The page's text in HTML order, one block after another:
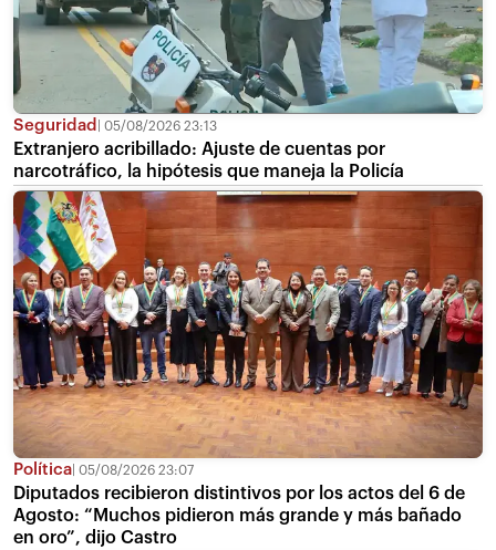
Seguridad 05/08/2026 23:13
Extranjero acribillado: Ajuste de cuentas por
narcotráfico, la hipótesis que maneja la Policía
Política 05/08/2026 23:07
Diputados recibieron distintivos por los actos del 6 de
Agosto: “Muchos pidieron más grande y más bañado
en oro”, dijo Castro